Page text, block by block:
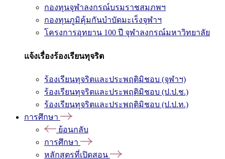
กองทุนจุฬาลงกรณ์บรมราชสมภพฯ
กองทุนภูมิคุ้มกันบำบัดมะเร็งจุฬาฯ
โครงการอุทยาน 100 ปี จุฬาลงกรณ์มหาวิทยาลัย
แจ้งเรื่องร้องเรียนทุจริต
ร้องเรียนทุจริตและประพฤติมิชอบ (จุฬาฯ)
ร้องเรียนทุจริตและประพฤติมิชอบ (ป.ป.ช.)
ร้องเรียนทุจริตและประพฤติมิชอบ (ป.ป.ท.)
การศึกษา
ย้อนกลับ
การศึกษา
หลักสูตรที่เปิดสอน